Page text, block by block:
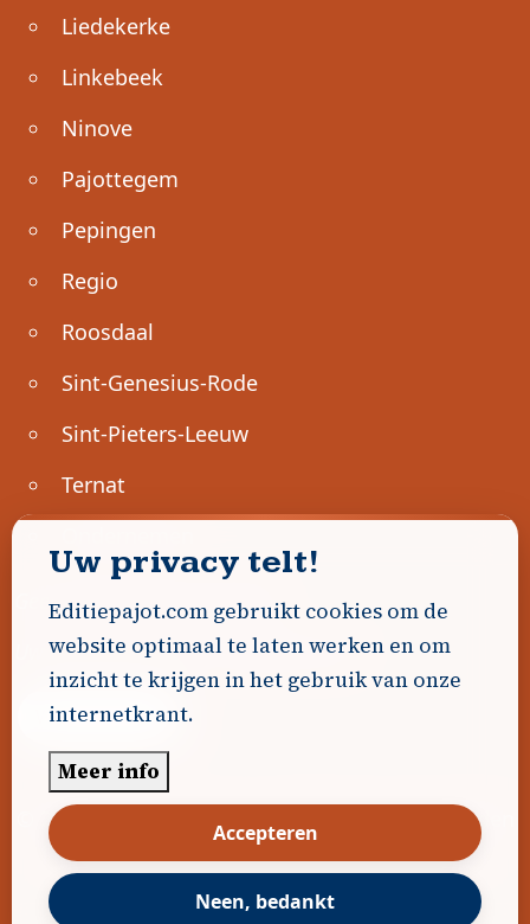
Liedekerke
Linkebeek
Ninove
Pajottegem
Pepingen
Regio
Roosdaal
Sint-Genesius-Rode
Sint-Pieters-Leeuw
Ternat
Geen advertenties gevonden.
Uw advertentie hier? Contacteer ons!
Word Partner!
© 2026 Editiepajot.com
Algemene voorwaarden
|Disclaimer Privacybeleid Cookiebeleid|
Gerealiseerd doorDavidHosse.net
Uw privacy telt!
Editiepajot.com gebruikt cookies om de
website optimaal te laten werken en om
inzicht te krijgen in het gebruik van onze
internetkrant.
Meer info
Accepteren
Neen, bedankt